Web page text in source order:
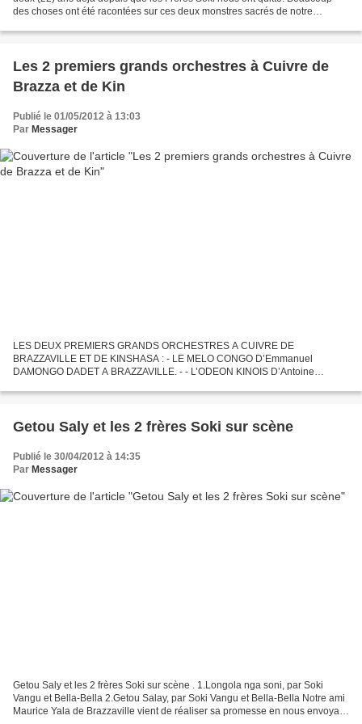
des choses ont été racontées sur ces deux monstres sacrés de notre
Les 2 premiers grands orchestres à Cuivre de
Brazza et de Kin
Publié le 01/05/2012 à 13:03
Par Messager
LES DEUX PREMIERS GRANDS ORCHESTRES A CUIVRE DE
BRAZZAVILLE ET DE KINSHASA : - LE MELO CONGO D’Emmanuel
DAMONGO DADET A BRAZZAVILLE. - - L’ODEON KINOIS D’Antoine
marque le début d’un genre...
Getou Saly et les 2 frères Soki sur scène
Publié le 30/04/2012 à 14:35
Par Messager
Getou Saly et les 2 frères Soki sur scène . 1.Longola nga soni, par Soki
Vangu et Bella-Bella 2.Getou Salay, par Soki Vangu et Bella-Bella Notre ami
Maurice Yala de Brazzaville vient de réaliser sa promesse en nous envoyant